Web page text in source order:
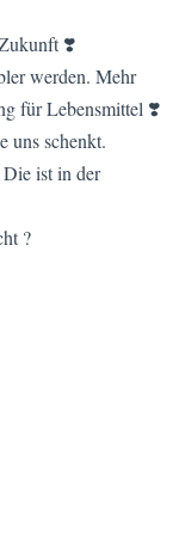
❣️
werden. Mehr
für Lebensmittel ❣️
uns schenkt.
ist in der
?